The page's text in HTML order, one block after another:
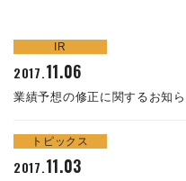
サステナビリティ
採用
電子公告
IR
2017.11.06
業績予想の修正に関するお知
トピックス
2017.11.03